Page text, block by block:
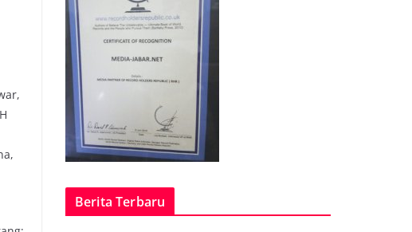
Berita Terbaru